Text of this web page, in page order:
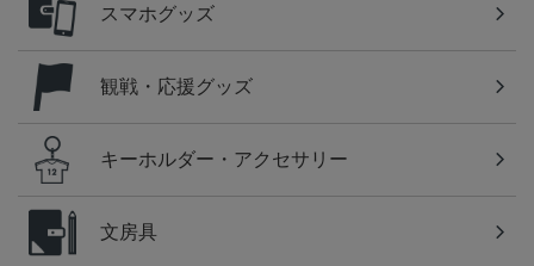
スマホグッズ
観戦・応援グッズ
キーホルダー・アクセサリー
文房具